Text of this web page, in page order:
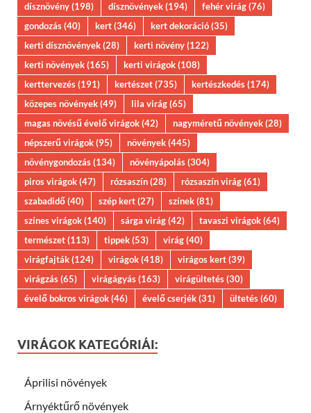
dísznövény(198) dísznövények(194) fehér virág(76)
gondozás(40) kert(346) kert dekoráció(35)
kerti dísznövények(28) kerti növény(122)
kerti növények(165) kerti virágok(108)
kerttervezés(191) kertészet(735) kertészkedés(174)
közepes növények(49) lila virág(65)
magas növésű évelő virágok(42) nagyméretű növények(28)
népszerű virágok(95) növények(445)
növénygondozás(134) növényápolás(304)
piros virágok(47) rózsaszín(28) rózsaszín virág(61)
szabadidő(40) szép kert(27) színek(81)
színes virágok(140) sárga virág(42) tavaszi virágok(64)
természet(113) tippek(53) virág(40)
virágfajták(124) virágok(418) virágos kert(39)
virágzás(65) virágágyás(163) virágültetés(30)
évelő bokros virágok(46) évelő cserjék(31) ültetés(60)
VIRÁGOK KATEGÓRIÁI:
Áprilisi növények
Árnyéktűrő növények